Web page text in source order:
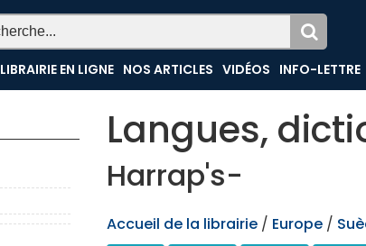
LIBRAIRIE EN LIGNE NOS ARTICLES VIDÉOS INFO-LETTRE
Langues,
Harrap's-
Accueil de la librairie / Europe /